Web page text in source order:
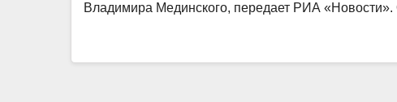
Владимира Мединского, передает РИА